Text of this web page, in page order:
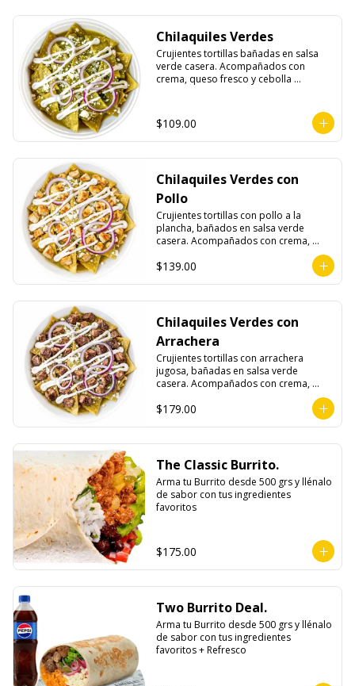
Chilaquiles Verdes
Crujientes tortillas bañadas en salsa
verde casera. Acompañados con
crema, queso fresco y cebolla
$109.00
Chilaquiles Verdes con
Pollo
Crujientes tortillas con pollo a la
plancha, bañados en salsa verde
casera. Acompañados con crema,
$139.00
Chilaquiles Verdes con
Arrachera
Crujientes tortillas con arrachera
jugosa, bañadas en salsa verde
casera. Acompañados con crema,
$179.00
The Classic Burrito.
Arma tu Burrito desde 500 grs y llénalo
de sabor con tus ingredientes
favoritos
$175.00
Two Burrito Deal.
Arma tu Burrito desde 500 grs y llénalo
de sabor con tus ingredientes
favoritos + Refresco